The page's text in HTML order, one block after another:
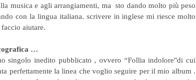
musica e agli arrangiamenti, ma  sto dando molto più peso
con la lingua italiana. scrivere in inglese mi riesce molto
aiutare.
…
singolo inedito pubblicato , ovvero “Follia indolore"di cui
perfettamente la linea che voglio seguire per il mio album .